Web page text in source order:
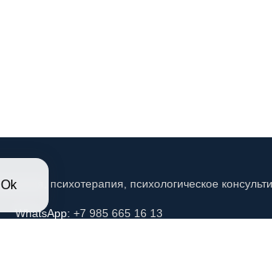
Ok
WhatsApp: +7 985 665 16 13